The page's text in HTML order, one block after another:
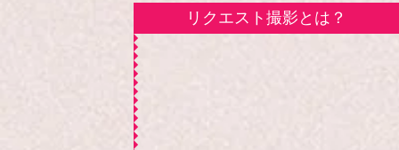
リクエスト撮影とは？